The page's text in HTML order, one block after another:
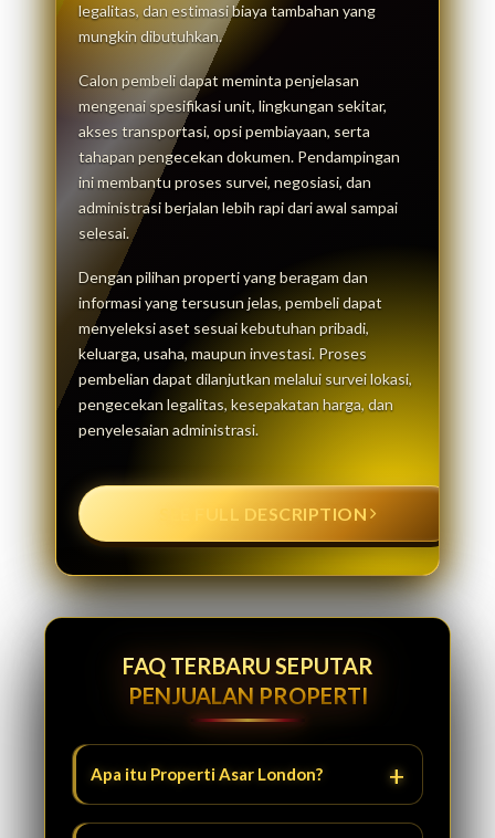
legalitas, dan estimasi biaya tambahan yang
mungkin dibutuhkan.
Calon pembeli dapat meminta penjelasan
mengenai spesifikasi unit, lingkungan sekitar,
akses transportasi, opsi pembiayaan, serta
tahapan pengecekan dokumen. Pendampingan
ini membantu proses survei, negosiasi, dan
administrasi berjalan lebih rapi dari awal sampai
selesai.
Dengan pilihan properti yang beragam dan
informasi yang tersusun jelas, pembeli dapat
menyeleksi aset sesuai kebutuhan pribadi,
keluarga, usaha, maupun investasi. Proses
pembelian dapat dilanjutkan melalui survei lokasi,
pengecekan legalitas, kesepakatan harga, dan
penyelesaian administrasi.
SEE FULL DESCRIPTION
FAQ TERBARU SEPUTAR
PENJUALAN PROPERTI
Apa itu Properti Asar London?